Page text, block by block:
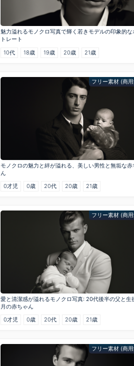
魅力溢れるモノクロ写真で輝く若きモデルの印象的な
トレート
10代
18歳 19歳 20歳 21歳
フリー素材 (商
モノクロの魅力と絆が溢れる、美しい男性と無垢な赤
ん
0才児
0歳 20代 20歳 21歳
フリー素材 (商
愛と清潔感が溢れるモノクロ写真: 20代後半の父と生
月の赤ちゃん
0才児
0歳 20代 20歳 21歳
フリー素材 (商